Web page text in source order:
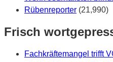
Rübenreporter (21,990)
Frisch
Fachkräftemangel trifft